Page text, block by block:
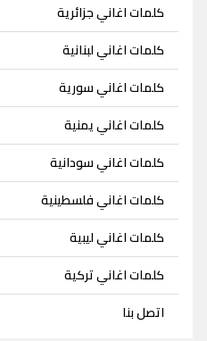
كلمات اغاني جزائرية
كلمات اغاني لبنانية
كلمات اغاني سورية
كلمات اغاني يمنية
كلمات اغاني سودانية
كلمات اغاني فلسطينية
كلمات اغاني ليبية
كلمات اغاني تركية
اتصل بنا